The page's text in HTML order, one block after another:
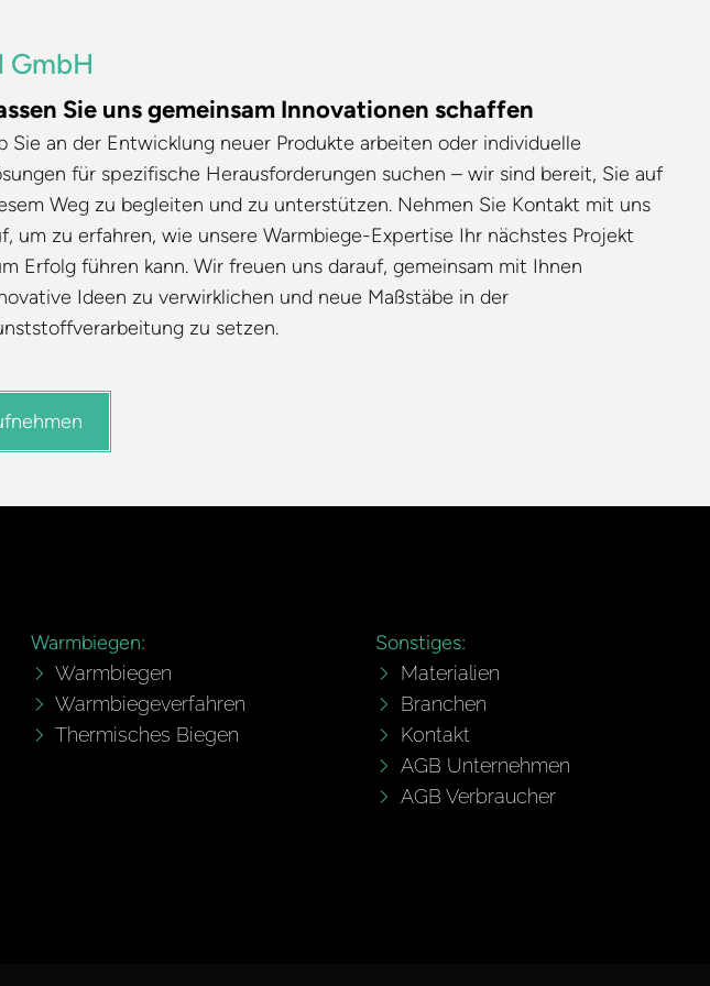
GmbH
Sie uns gemeinsam Innovationen schaffen
Sie an der Entwicklung neuer Produkte arbeiten oder individuelle
für spezifische Herausforderungen suchen – wir sind bereit, Sie auf
Weg zu begleiten und zu unterstützen. Nehmen Sie Kontakt mit uns
um zu erfahren, wie unsere Warmbiege-Expertise Ihr nächstes Projekt
Erfolg führen kann. Wir freuen uns darauf, gemeinsam mit Ihnen
Ideen zu verwirklichen und neue Maßstäbe in der
zu setzen.
Warmbiegen:
Warmbiegen
Warmbiegeverfahren
Thermisches Biegen
Sonstiges:
Materialien
Branchen
Kontakt
AGB Unternehmen
AGB Verbraucher